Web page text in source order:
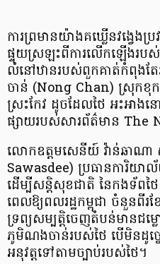
ការព្រមានយ៉ាងគឃ្លើនវង្វេងប្រ
ផ្ទុយស្រឡះពីការលើកឡើងរបស់
លំនៅឋានរបស់ពួកគាត់កំពុងត
ចាន់ (Nong Chan) ស្រុកខុ
ស្រះកែវ ដូចដែល​ថៃ អះអាងន
ផ្សាយរបស់សារព័ត៌មាន The
លោកឧត្តមសេនីយ៍ វ៉ាន់ឆាណា
Sawasdee) ប្រធានការិយ
ដើម្បីសន្តិសុខជាតិ នៃកងទ័ពថ
ពេលឱ្យពលរដ្ឋកម្ពុជា ចំនួនពីរខែ
ទ្រព្យសម្បត្តិចេញតំបន់មានជម្
ភូមិណងចាន់របស់ថៃ បើមិនដូច្ន
អនុវត្តទៅតាមច្បាប់របស់ថៃ។